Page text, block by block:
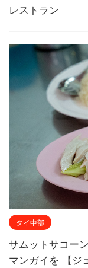
レストラン
タイ中部
サムットサコー
マンガイを 【ジ